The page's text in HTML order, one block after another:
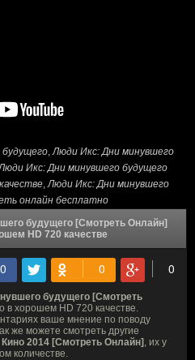
, Люди Икс: Дни минувшего
Икс: Дни минувшего будущего
, Люди Икс: Дни минувшего
онлайн бесплатно
будущего [Смотреть Онлайн]
HD 720 качестве
будущего [Смотреть
в хорошем HD 720 качестве.
ваше мнение по поводу
же можете смотреть другие
2014 [Смотреть Онлайн] , их у
количестве.